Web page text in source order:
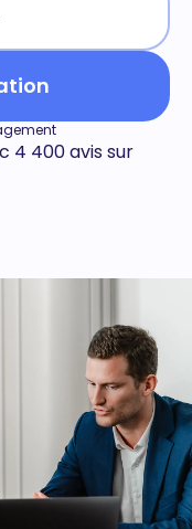
4 400 avis sur